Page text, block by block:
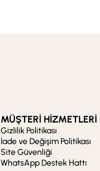
MÜŞTERİ HİZMETLERİ
Gizlilik Politikası
İade ve Değişim Politikası
Site Güvenliği
WhatsApp Destek Hattı